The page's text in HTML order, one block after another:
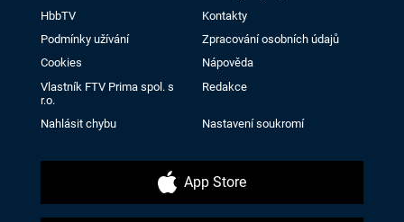
HbbTV
Kontakty
Podmínky užívání
Zpracování osobních údajů
Cookies
Nápověda
Vlastník FTV Prima spol. s
r.o.
Redakce
Nahlásit chybu Nastavení soukromí
App Store